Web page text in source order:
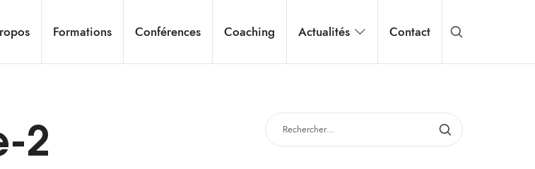
Formations Conférences Coaching Actualités Contact
2 RECHERCHER :